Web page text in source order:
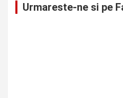
Urmareste-ne si pe